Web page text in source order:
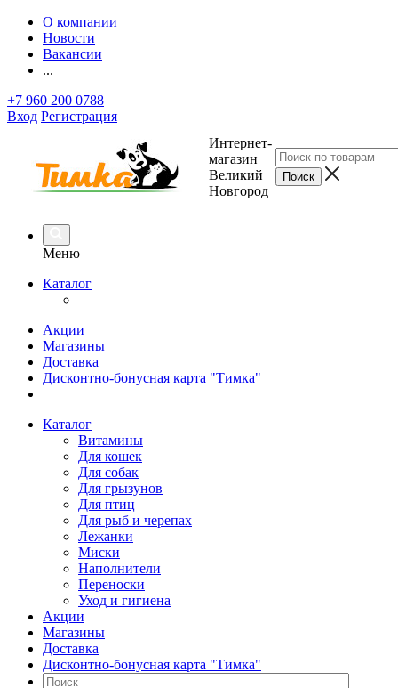
О компании
Новости
Вакансии
...
+7 960 200 0788
Вход Регистрация
Интернет-
магазин
Великий
Новгород
Меню
Каталог
Акции
Магазины
Доставка
Дисконтно-бонусная карта "Тимка"
Каталог
Витамины
Для кошек
Для собак
Для грызунов
Для птиц
Для рыб и черепах
Лежанки
Миски
Наполнители
Переноски
Уход и гигиена
Акции
Магазины
Доставка
Дисконтно-бонусная карта "Тимка"